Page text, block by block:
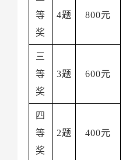
奖
4题 800元
奖
3题 600元
奖
2题 400元